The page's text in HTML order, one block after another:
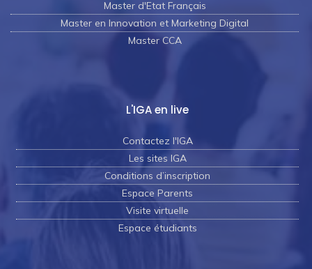
Master d'Etat Français
Master en Innovation et Marketing Digital
Master CCA
L'IGA en live
Contactez l'IGA
Les sites IGA
Conditions d’inscription
Espace Parents
Visite virtuelle
Espace étudiants